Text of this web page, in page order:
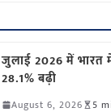
जुलाई 2026 में भारत में
28.1% बढ़ी
August 6, 2026 5